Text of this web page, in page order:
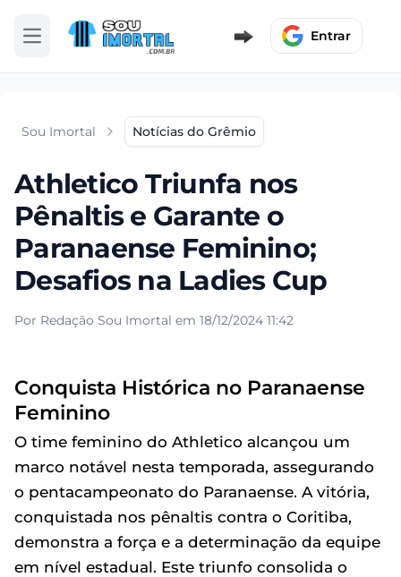
Abrir menu Entrar
Sou Imortal Notícias do Grêmio
Athletico Triunfa nos
Pênaltis e Garante o
Paranaense Feminino;
Desafios na Ladies Cup
Por Redação Sou Imortal em 18/12/2024 11:42
Conquista Histórica no Paranaense
Feminino
O time feminino do Athletico alcançou um
marco notável nesta temporada, assegurando
o pentacampeonato do Paranaense. A vitória,
conquistada nos pênaltis contra o Coritiba,
demonstra a força e a determinação da equipe
em nível estadual. Este triunfo consolida o